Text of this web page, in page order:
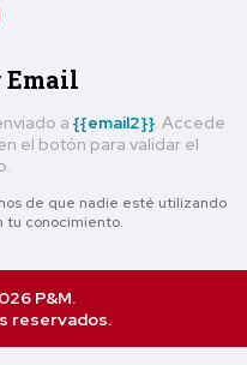
Email
a {{email2}} . Accede
el botón para validar el
de que nadie esté utilizando
tu conocimiento.
P&M.
reservados.